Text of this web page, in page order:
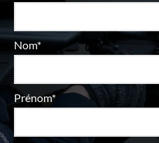
Nom*
Prénom*